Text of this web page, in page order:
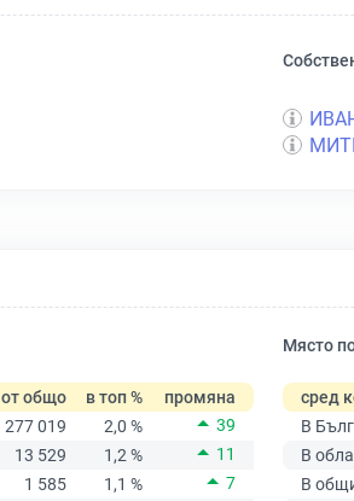
от общо в топ %
промяна
277 019 2,0 %
39
13 529 1,2 %
11
1 585 1,1 %
7
Място
сред
В
В
В